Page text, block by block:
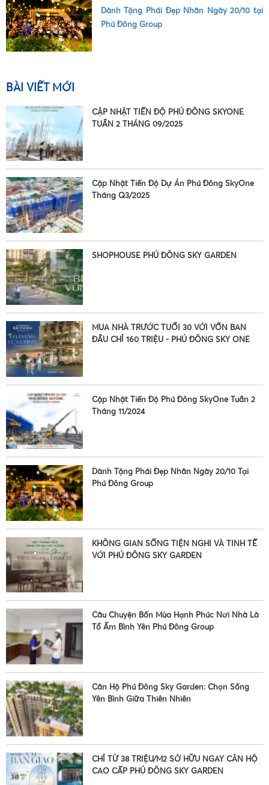
•
•
•
•
•
•
Dành Tặng Phái Đẹp Nhân Ngày 20/10 tại
Phú Đông Group
BÀI VIẾT MỚI
CẬP NHẬT TIẾN ĐỘ PHÚ ĐÔNG SKYONE
TUẦN 2 THÁNG 09/2025
Cập Nhật Tiến Độ Dự Án Phú Đông SkyOne
Tháng Q3/2025
SHOPHOUSE PHÚ ĐÔNG SKY GARDEN
MUA NHÀ TRƯỚC TUỔI 30 VỚI VỐN BAN
ĐẦU CHỈ 160 TRIỆU - PHÚ ĐÔNG SKY ONE
Cập Nhật Tiến Độ Phú Đông SkyOne Tuần 2
Tháng 11/2024
Dành Tặng Phái Đẹp Nhân Ngày 20/10 Tại
Phú Đông Group
KHÔNG GIAN SỐNG TIỆN NGHI VÀ TINH TẾ
VỚI PHÚ ĐÔNG SKY GARDEN
Câu Chuyện Bốn Mùa Hạnh Phúc Nơi Nhà Là
Tổ Ấm Bình Yên Phú Đông Group
Căn Hộ Phú Đông Sky Garden: Chọn Sống
Yên Bình Giữa Thiên Nhiên
CHỈ TỪ 38 TRIỆU/M2 SỞ HỮU NGAY CĂN HỘ
CAO CẤP PHÚ ĐÔNG SKY GARDEN